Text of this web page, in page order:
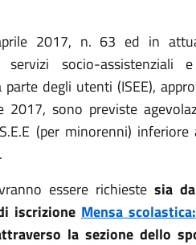
2017, n. 63 ed in
servizi socio-assistenziali
degli utenti (ISEE),
sono previste
(per minorenni)
essere richiestesia
iscrizione Mensa
la sezione dello